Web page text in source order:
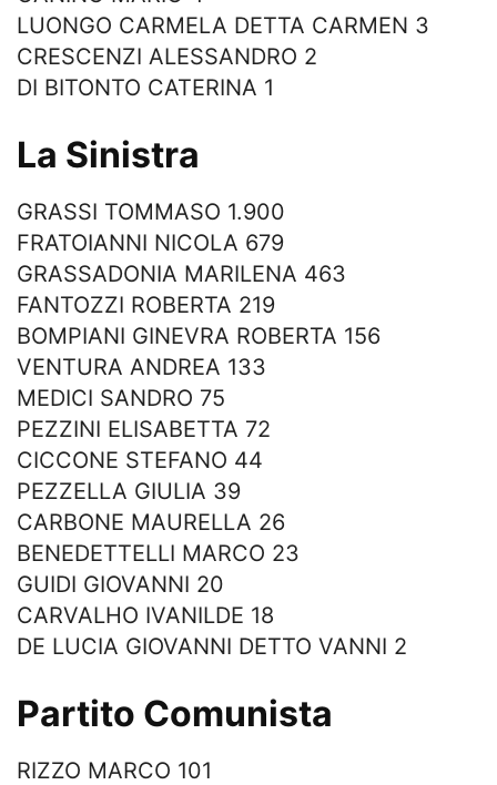
LUONGO CARMELA DETTA CARMEN 3
CRESCENZI ALESSANDRO 2
DI BITONTO CATERINA 1
La Sinistra
GRASSI TOMMASO 1.900
FRATOIANNI NICOLA 679
GRASSADONIA MARILENA 463
FANTOZZI ROBERTA 219
BOMPIANI GINEVRA ROBERTA 156
VENTURA ANDREA 133
MEDICI SANDRO 75
PEZZINI ELISABETTA 72
CICCONE STEFANO 44
PEZZELLA GIULIA 39
CARBONE MAURELLA 26
BENEDETTELLI MARCO 23
GUIDI GIOVANNI 20
CARVALHO IVANILDE 18
DE LUCIA GIOVANNI DETTO VANNI 2
Partito Comunista
RIZZO MARCO 101